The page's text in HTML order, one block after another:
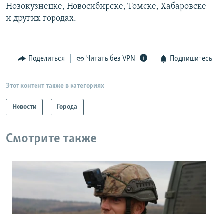
Новокузнецке, Новосибирске, Томске, Хабаровске
и других городах.
Поделиться Читать без VPN Подпишитесь
Этот контент также в категориях
Новости Города
Смотрите также